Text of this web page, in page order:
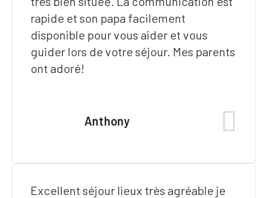
rapide et son papa facilement
disponible pour vous aider et vous
guider lors de votre séjour. Mes parents
ont adoré!
Anthony
Excellent séjour lieux très agréable je